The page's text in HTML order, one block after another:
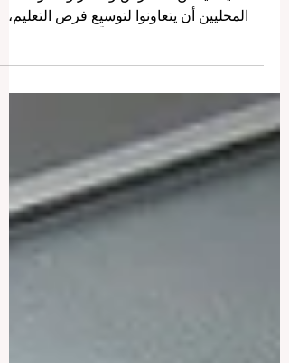
إرشادات جديدة تنتشر في أنحاء القارة تُظهر
كيف يمكن للمدارس والأسر والشركاء
ورفع جودته، ودعم كل متعلّم في طريقه نحو
النجاح. في هذا الأسبوع، تتجدّد الطاقة داخل
المجتمع التعليمي في أوروبا حول فكرة
لكنها عميقة الأثر: أن إبقاء الشباب متعلّقين
بالتعلّم يتحقق على أفضل وجه حين يتكاتف
الجميع. فقد جرى مؤخرًا تبادل إرشادات
وموارد عملية جديدة تُبرز كيف يمكن
والأسر والمؤسسات المحلية والمختصين أن
يوحّدوا جهودهم لمنع التسرّب الم